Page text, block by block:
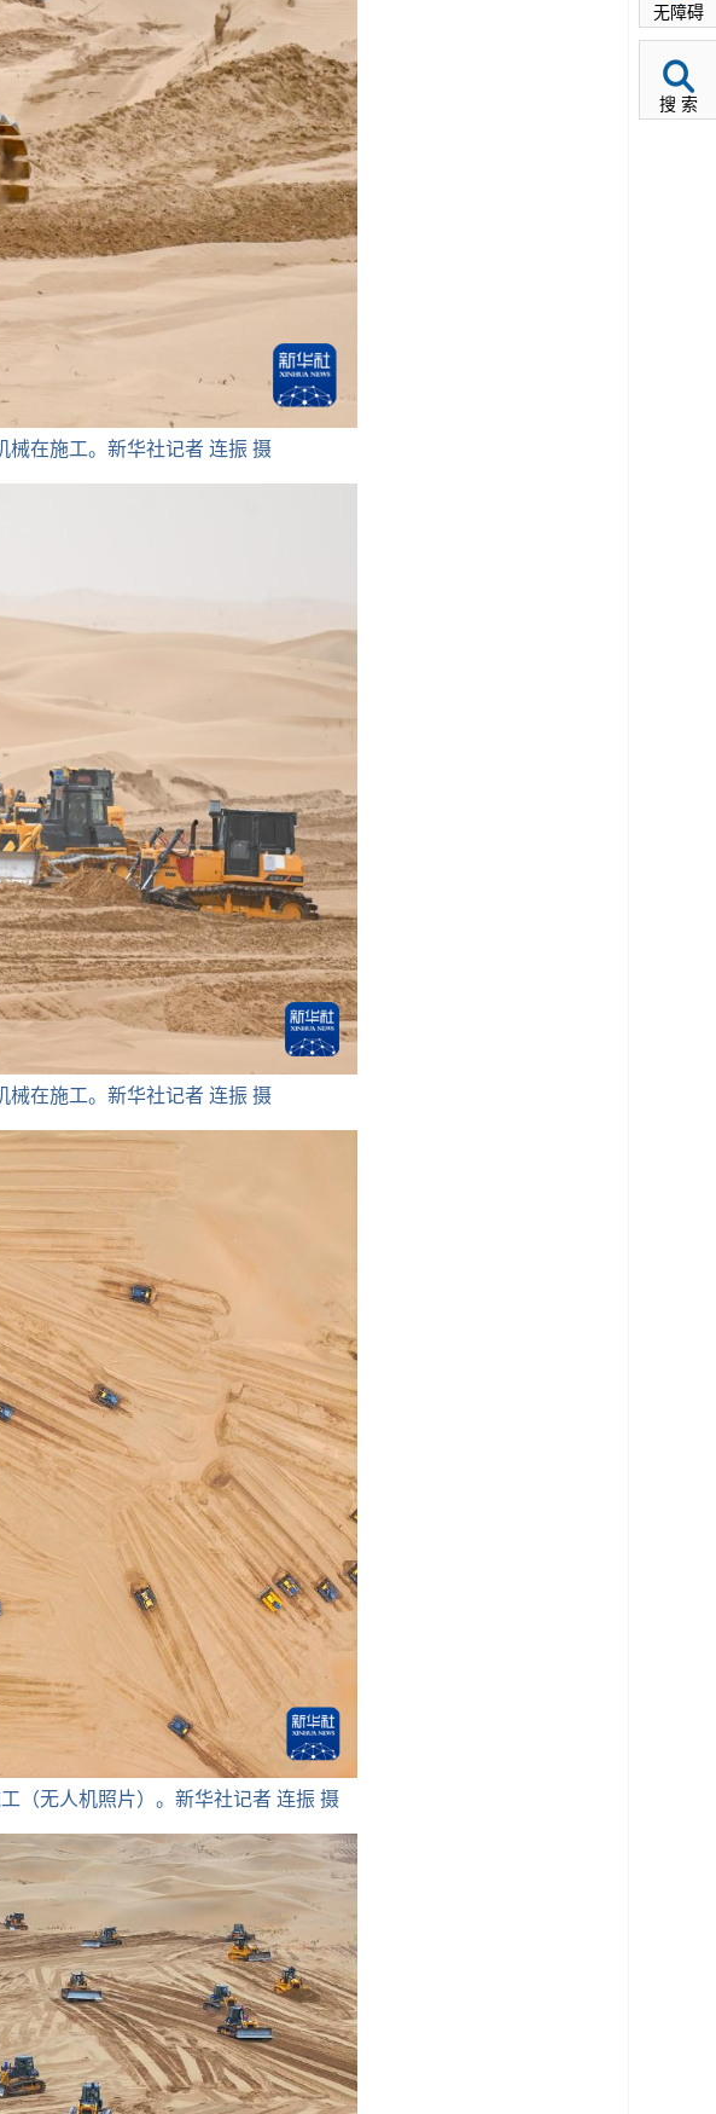
械在施工。新华社记者 连振 摄
械在施工。新华社记者 连振 摄
（无人机照片）。新华社记者 连振 摄
无障碍
搜 索